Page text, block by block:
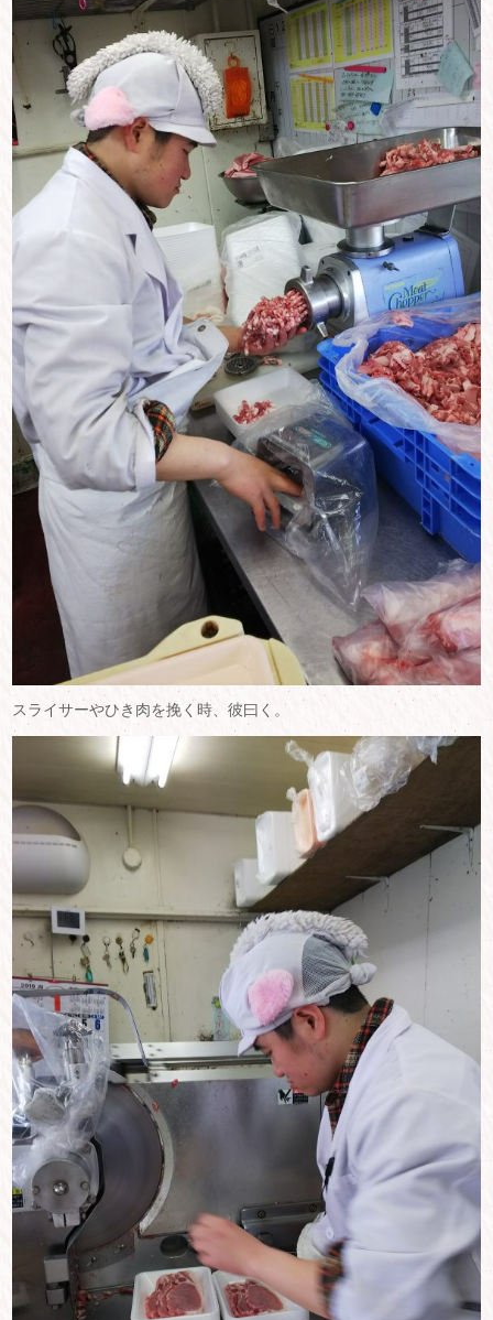
スライサーやひき肉を挽く時、彼曰く。